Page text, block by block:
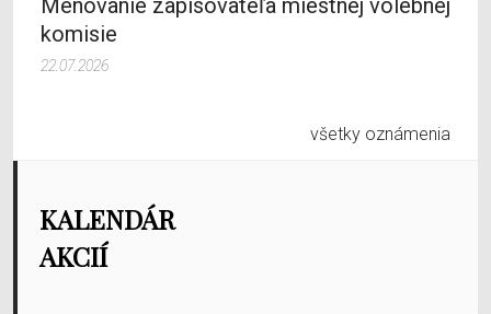
Menovanie zapisovateľa miestnej volebnej
komisie
22.07.2026
všetky oznámenia
KALENDÁR
AKCIÍ